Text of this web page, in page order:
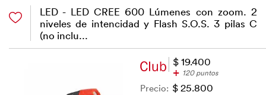
LED - LED CREE 600 Lúmenes con zoom. 2
niveles de intencidad y Flash S.O.S. 3 pilas C
(no inclu...
$ 19.400
+ 120 puntos
Precio: $ 25.800